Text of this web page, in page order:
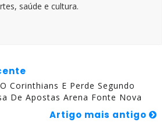
saúde e cultura.
Corinthians E Perde Segundo
De Apostas Arena Fonte Nova
Artigo mais antigo